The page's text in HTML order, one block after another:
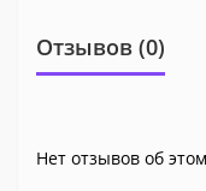
Отзывов (0)
Нет отзывов об